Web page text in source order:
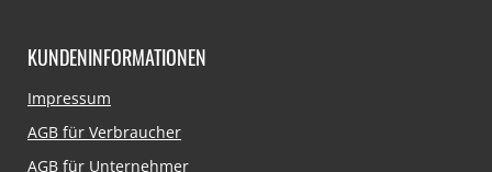
KUNDENINFORMATIONEN
Navigation
Impressum
AGB für Verbraucher
AGB für Unternehmer